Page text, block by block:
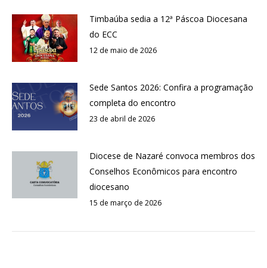
Timbaúba sedia a 12ª Páscoa Diocesana
do ECC
12 de maio de 2026
Sede Santos 2026: Confira a programação
completa do encontro
23 de abril de 2026
Diocese de Nazaré convoca membros dos
Conselhos Econômicos para encontro
diocesano
15 de março de 2026